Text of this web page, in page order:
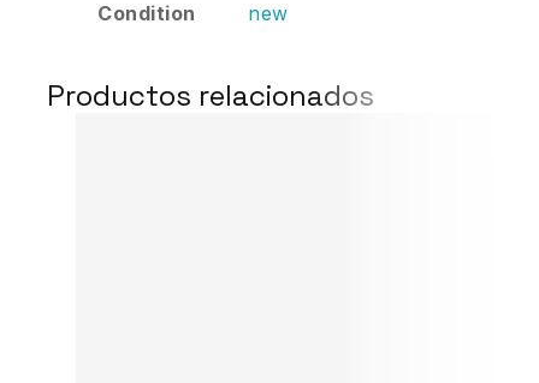
Condition new
Productos relacionados